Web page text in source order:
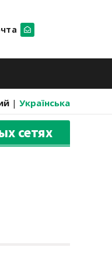
| Українська
сетях